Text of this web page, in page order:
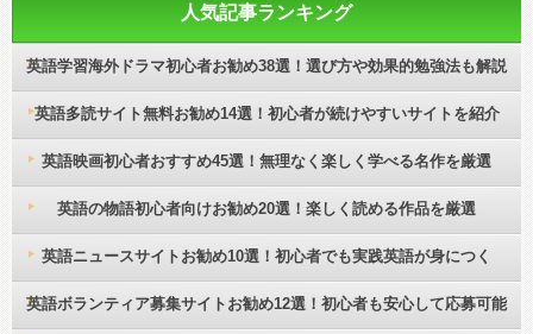
人気記事ランキング
英語学習海外ドラマ初心者お勧め38選！選び方や効果的勉強法も解説
英語多読サイト無料お勧め14選！初心者が続けやすいサイトを紹介
英語映画初心者おすすめ45選！無理なく楽しく学べる名作を厳選
英語の物語初心者向けお勧め20選！楽しく読める作品を厳選
英語ニュースサイトお勧め10選！初心者でも実践英語が身につく
英語ボランティア募集サイトお勧め12選！初心者も安心して応募可能